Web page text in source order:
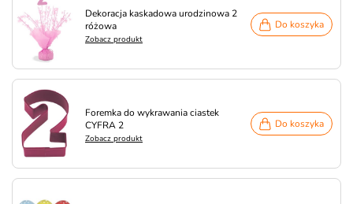
Dekoracja kaskadowa urodzinowa 2
różowa
Zobacz produkt
Do koszyka
Foremka do wykrawania ciastek
CYFRA 2
Zobacz produkt
Do koszyka